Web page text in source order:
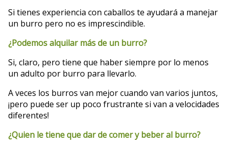
Si tienes experiencia con caballos te ayudará a manejar
un burro pero no es imprescindible.
¿Podemos alquilar más de un burro?
Si, claro, pero tiene que haber siempre por lo menos
un adulto por burro para llevarlo.
A veces los burros van mejor cuando van varios juntos,
¡pero puede ser up poco frustrante si van a velocidades
diferentes!
¿Quien le tiene que dar de comer y beber al burro?